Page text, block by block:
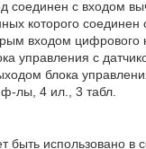
с входом
которого
входом
управления с
блока
лы, 4 ил., 3 табл.
использовано в